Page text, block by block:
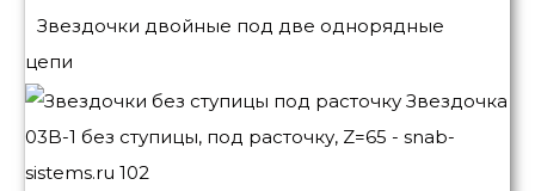
Звездочки двойные под две однорядные
цепи